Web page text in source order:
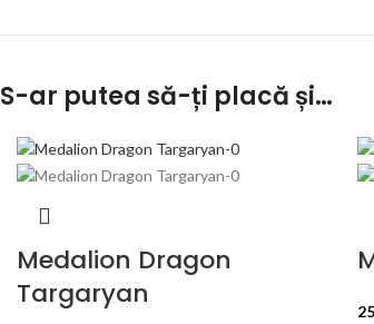
S-ar putea să-ți placă și…
Medalion Dragon
Targaryan